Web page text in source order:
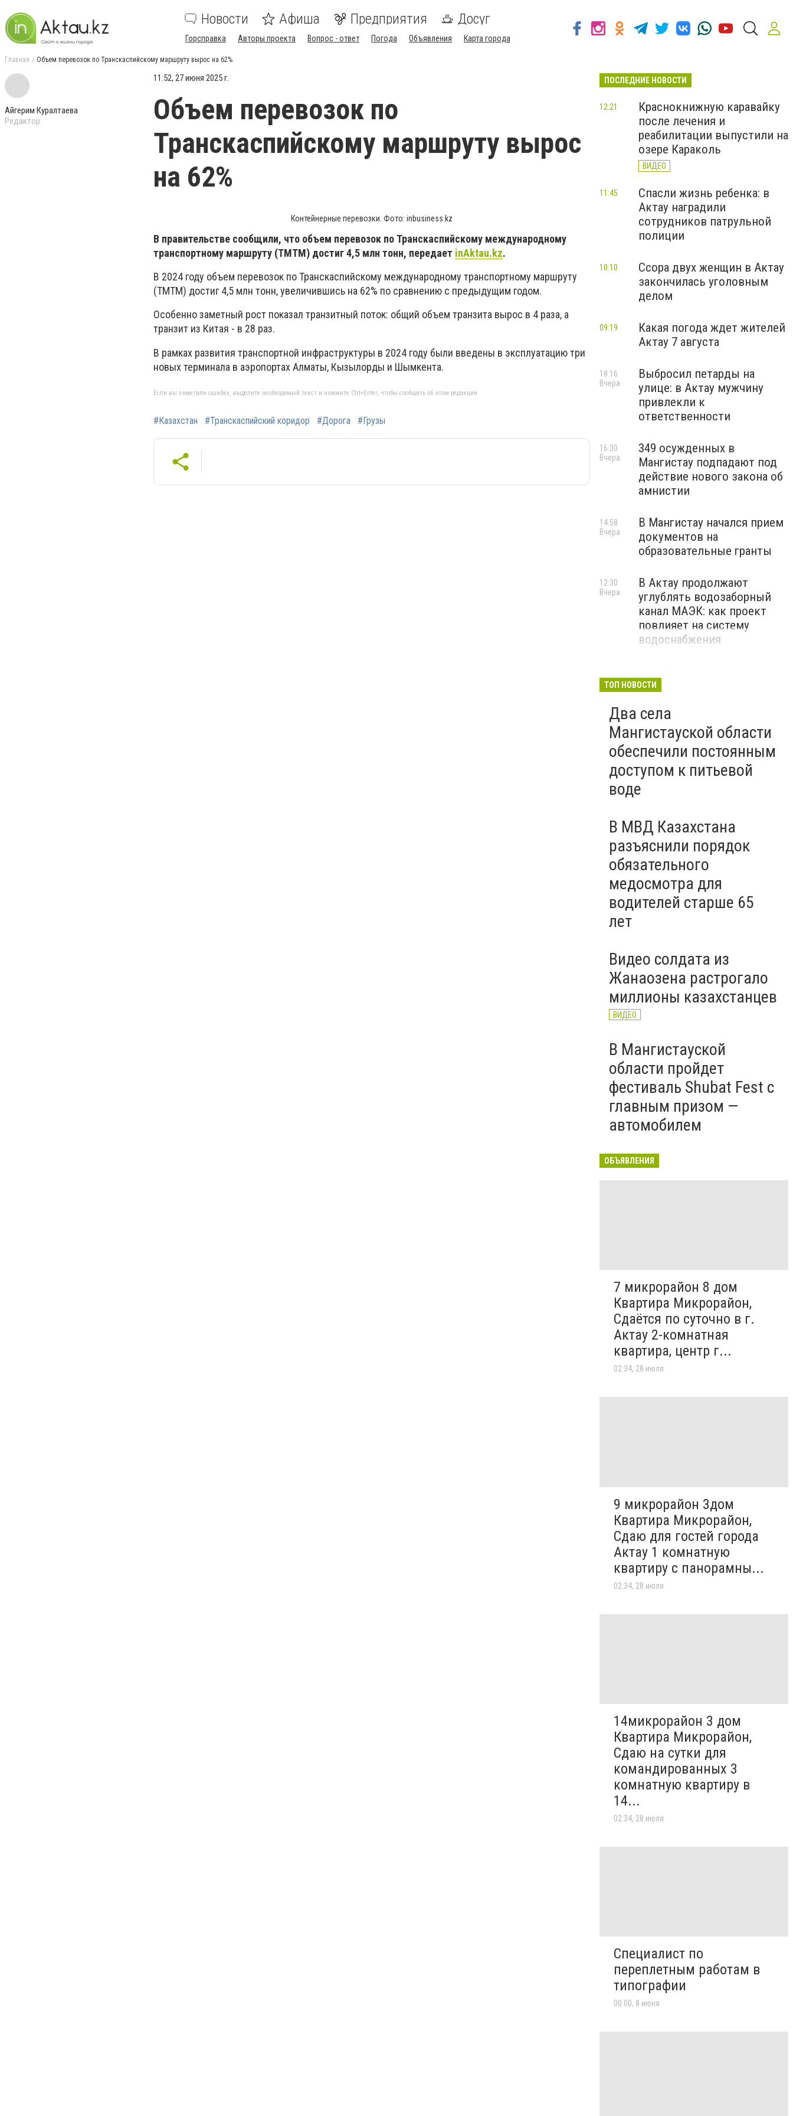
Новости Афиша Предприятия Досуг
Горсправка Авторы проекта Вопрос - ответ Погода Объявления Карта города
Главная Объем перевозок по Транскаспийскому маршруту вырос на 62%
Айгерим Куралтаева
Редактор
11:52, 27 июня 2025 г.
Объем перевозок по
Транскаспийскому маршруту вырос
на 62%
Контейнерные перевозки. Фото: inbusiness.kz
В правительстве сообщили, что объем перевозок по Транскаспийскому международному
транспортному маршруту (ТМТМ) достиг 4,5 млн тонн, передает inAktau.kz.
В 2024 году объем перевозок по Транскаспийскому международному транспортному маршруту
(ТМТМ) достиг 4,5 млн тонн, увеличившись на 62% по сравнению с предыдущим годом.
Особенно заметный рост показал транзитный поток: общий объем транзита вырос в 4 раза, а
транзит из Китая - в 28 раз.
В рамках развития транспортной инфраструктуры в 2024 году были введены в эксплуатацию три
новых терминала в аэропортах Алматы, Кызылорды и Шымкента.
Если вы заметили ошибку, выделите необходимый текст и нажмите Ctrl+Enter, чтобы сообщить об этом редакции
#Казахстан #Транскаспийский коридор #Дорога #Грузы
ПОСЛЕДНИЕ НОВОСТИ
Краснокнижную каравайку
после лечения и
реабилитации выпустили на
озере Караколь
ВИДЕО
12:21
Спасли жизнь ребенка: в
Актау наградили
сотрудников патрульной
полиции
11:45
Ссора двух женщин в Актау
закончилась уголовным
делом
10:10
Какая погода ждет жителей
Актау 7 августа
09:19
Выбросил петарды на
улице: в Актау мужчину
привлекли к
ответственности
18:16
Вчера
349 осужденных в
Мангистау подпадают под
действие нового закона об
амнистии
16:30
Вчера
В Мангистау начался прием
документов на
образовательные гранты
14:58
Вчера
В Актау продолжают
углублять водозаборный
канал МАЭК: как проект
повлияет на систему
водоснабжения
12:30
Вчера
ТОП НОВОСТИ
Два села
Мангистауской области
обеспечили постоянным
доступом к питьевой
воде
В МВД Казахстана
разъяснили порядок
обязательного
медосмотра для
водителей старше 65
лет
Видео солдата из
Жанаозена растрогало
миллионы казахстанцев
ВИДЕО
В Мангистауской
области пройдет
фестиваль Shubat Fest с
главным призом —
автомобилем
ОБЪЯВЛЕНИЯ
7 микрорайон 8 дом
Квартира Микрорайон,
Сдаётся по суточно в г.
Актау 2-комнатная
квартира, центр г...
02:34, 28 июля
9 микрорайон 3дом
Квартира Микрорайон,
Сдаю для гостей города
Актау 1 комнатную
квартиру с панорамны...
02:34, 28 июля
14микрорайон 3 дом
Квартира Микрорайон,
Сдаю на сутки для
командированных 3
комнатную квартиру в
14...
02:34, 28 июля
Специалист по
переплетным работам в
типографии
00:00, 8 июня